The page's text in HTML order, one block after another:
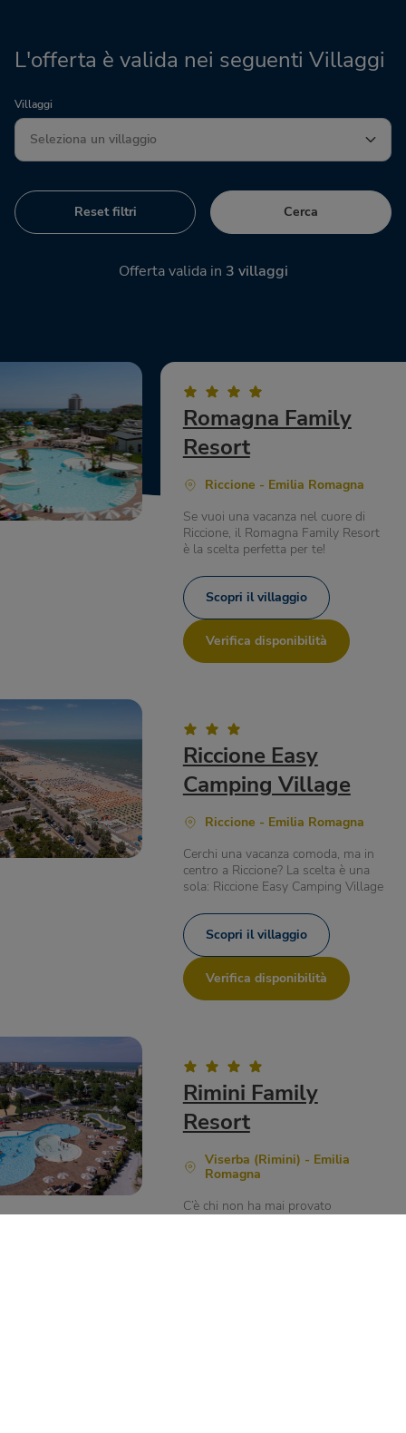
L'offerta è valida nei seguenti Villaggi
Villaggi
Reset filtri Cerca
Offerta valida in 3 villaggi
Romagna Family
Resort
Riccione - Emilia Romagna
Se vuoi una vacanza nel cuore di
Riccione, il Romagna Family Resort
è la scelta perfetta per te!
Scopri il villaggio
Verifica disponibilità
Riccione Easy
Camping Village
Riccione - Emilia Romagna
Cerchi una vacanza comoda, ma in
centro a Riccione? La scelta è una
sola: Riccione Easy Camping Village
Scopri il villaggio
Verifica disponibilità
Rimini Family
Resort
Viserba (Rimini) - Emilia
Romagna
C’è chi non ha mai provato